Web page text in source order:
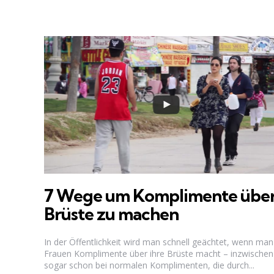
7 Wege um Komplimente
Brüste zu machen
In der Öffentlichkeit wird man schnell geächtet, wenn man
Frauen Komplimente über ihre Brüste macht – inzwischen
sogar schon bei normalen Komplimenten, die durch...